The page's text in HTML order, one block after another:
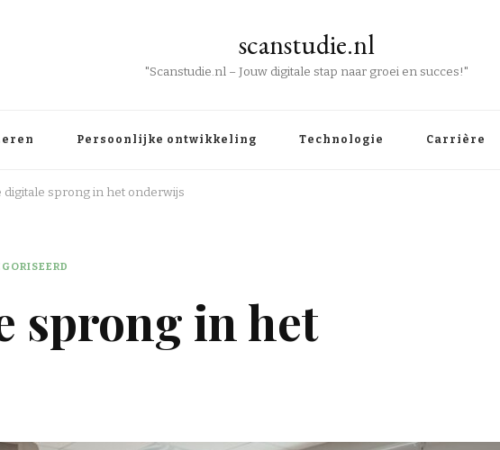
scanstudie.nl
"Scanstudie.nl – Jouw digitale stap naar groei en succes!"
Persoonlijke ontwikkeling Technologie Carrière
digitale sprong in het onderwijs
sprong in het